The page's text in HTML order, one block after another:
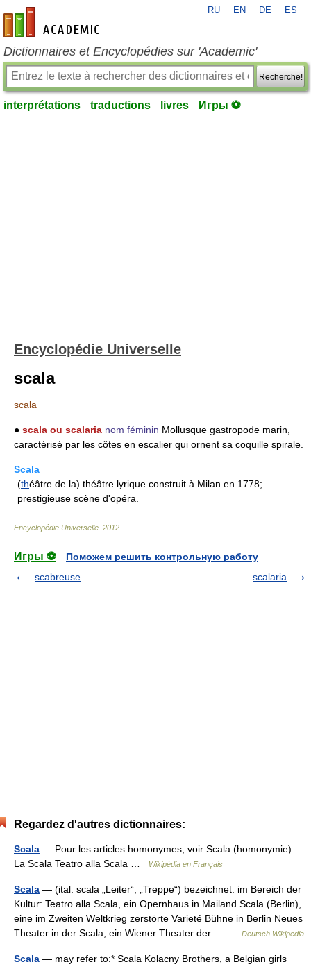
fr-academic.com
RU EN DE ES
Dictionnaires et Encyclopédies sur 'Academic'
Recherche!
interprétations traductions livres Игры ⚽
Encyclopédie Universelle
scala
scala
● scala ou scalaria nom féminin Mollusque gastropode marin,
caractérisé par les côtes en escalier qui ornent sa coquille spirale.
Scala
(théâtre de la) théâtre lyrique construit à Milan en 1778;
prestigieuse scène d'opéra.
Encyclopédie Universelle 2012
Игры ⚽
Поможем решить контрольную работу
scabreuse
scalaria
Regardez d'autres dictionnaires:
Scala — Pour les articles homonymes, voir Scala (homonymie).
La Scala Teatro alla Scala …
Wikipédia en Français
Scala — (ital. scala „Leiter“, „Treppe“) bezeichnet: im Bereich der
Kultur: Teatro alla Scala, ein Opernhaus in Mailand Scala (Berlin),
eine im Zweiten Weltkrieg zerstörte Varieté Bühne in Berlin Neues
Theater in der Scala, ein Wiener Theater der… …
Deutsch Wikipedia
Scala — may refer to:* Scala Kolacny Brothers, a Belgian girls